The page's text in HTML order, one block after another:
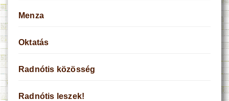
Menza
Oktatás
Radnótis közösség
Radnótis leszek!